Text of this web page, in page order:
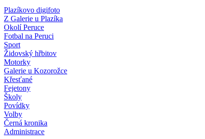
Plazíkovo digifoto
Z Galerie u Plazíka
Okolí Peruce
Fotbal na Peruci
Sport
Židovský hřbitov
Motorky
Galerie u Kozorožce
Křesťané
Fejetony
Školy
Povídky
Volby
Černá kronika
Administrace